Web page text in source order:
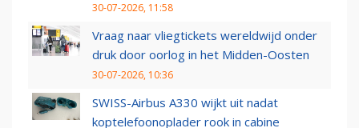
30-07-2026, 11:58
Vraag naar vliegtickets wereldwijd onder
druk door oorlog in het Midden-Oosten
30-07-2026, 10:36
SWISS-Airbus A330 wijkt uit nadat
koptelefoonoplader rook in cabine